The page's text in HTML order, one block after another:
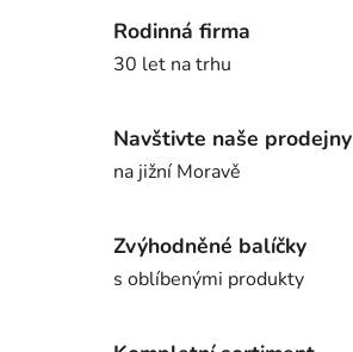
Rodinná firma
30 let na trhu
Navštivte naše prodejny
na jižní Moravě
Zvýhodněné balíčky
s oblíbenými produkty